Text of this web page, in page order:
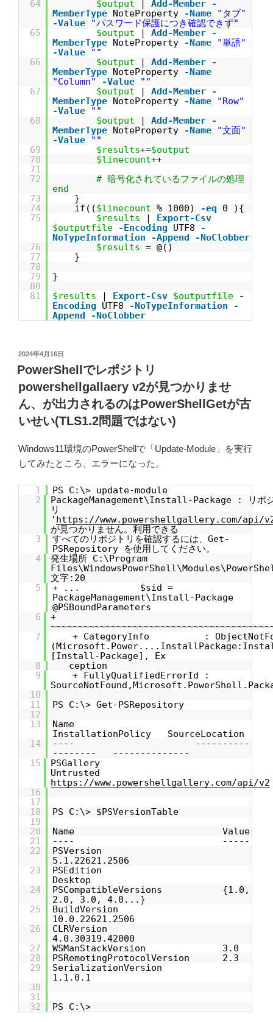
64 $output Add-Member
-
MemberType NoteProperty -Name
"タブ"
-Value
"パスワード保護につき確認できず"
65
$output | Add-Member
-
MemberType NoteProperty -Name
"単語"
-Value
""
66
$output | Add-Member
-
MemberType NoteProperty
-Name
"Column"
-Value
""
67
$output | Add-Member
-
MemberType NoteProperty -Name
"Row"
-Value
""
68
$output | Add-Member
-
MemberType NoteProperty -Name
"文面"
-Value
""
69
$results+=$output
70
$linecount++
71
72
# 暗号化されているファイルの処理
end
73
}
74
if(($linecount % 1000) -eq
0 ){
75
$results | Export-Csv
$outputfile
-Encoding UTF8
-
NoTypeInformation
-Append
-NoClobber
76
$results = @()
77
}
78
79
}
80
81
$results | Export-Csv $outputfile
-
Encoding
UTF8 -NoTypeInformation
-
Append
-NoClobber
投
稿
日:
2024年4月16日
PowerShellでレポジトリ
powershellgallaery v2が見つかりませ
ん、が出力されるのはPowerShellGetが古
いせい(TLS1.2問題ではない)
Windows11環境のPowerShellで「Update-Module」を実行
してみたところ、エラーになった。
1
PS C:\> update-module
2
PackageManagement\Install-Package : リポ
リ
' https://www.powershellgallery.com/api/
が見つかりません。利用できる
3
すべてのリポジトリを確認するには、Get-
PSRepository を使用してください。
4
発生場所 C:\Program
文字:20
5
+ ... $sid =
PackageManagement\Install-Package
@PSBoundParameters
6
+
7
+ CategoryInfo :
[Install-Package], Ex
8
ception
9
+ FullyQualifiedErrorId :
10
11
PS C:\> Get-PSRepository
12
13
Name
InstallationPolicy SourceLocation
14
---- ----------
-------- --------------
15
PSGallery
Untrusted
https://www.powershellgallery.com/api/v2
16
17
18
PS C:\> $PSVersionTable
19
20
Name Value
21
---- -----
22
PSVersion
5.1.22621.2506
23
PSEdition
Desktop
24
PSCompatibleVersions {1.0,
2.0, 3.0, 4.0...}
25
BuildVersion
10.0.22621.2506
26
CLRVersion
4.0.30319.42000
27
WSManStackVersion 3.0
28
PSRemotingProtocolVersion 2.3
29
SerializationVersion
1.1.0.1
30
31
32
PS C:\>